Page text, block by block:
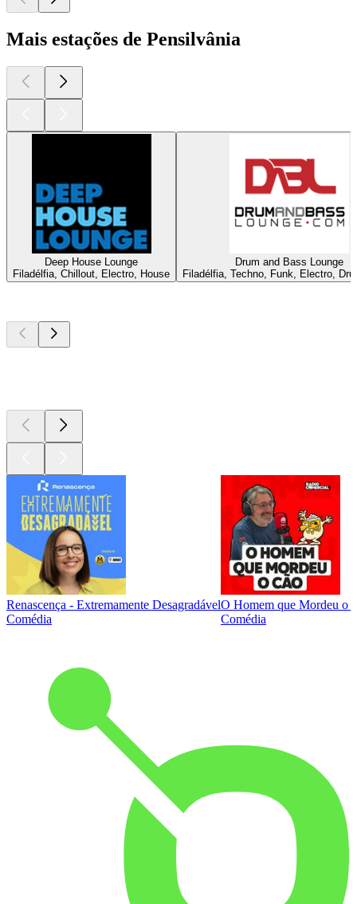
Mais estações de Pensilvânia
Deep House Lounge
Filadélfia, Chillout, Electro, House
Drum and Bass Lounge
Filadélfia, Techno, Funk, Electro,
Renascença - Extremamente Desagradável
Comédia
O Homem que Mordeu o
Comédia